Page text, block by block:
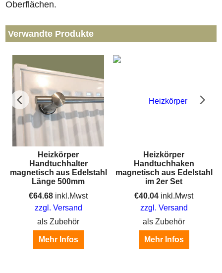
Oberflächen.
Verwandte Produkte
Heizkörper
Handtuchhalter
magnetisch aus Edelstahl
Länge 500mm
€64.68 inkl.Mwst
zzgl. Versand
als Zubehör
Mehr Infos
Heizkörper
Handtuchhaken
magnetisch aus Edelstahl
im 2er Set
€40.04 inkl.Mwst
zzgl. Versand
als Zubehör
Mehr Infos